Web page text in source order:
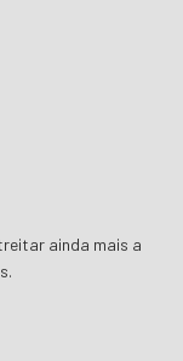
ainda mais a